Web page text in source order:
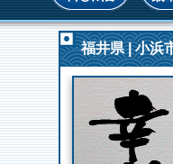
福井県 | 小浜